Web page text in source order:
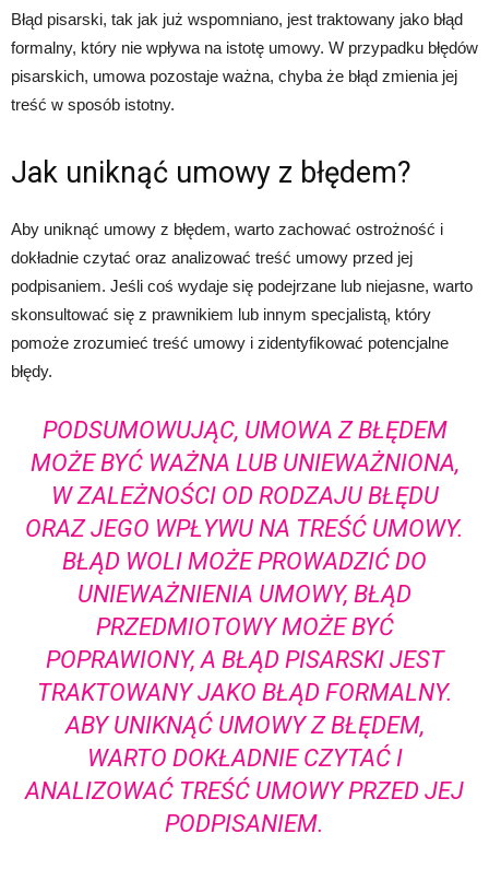
Błąd pisarski, tak jak już wspomniano, jest traktowany jako błąd
formalny, który nie wpływa na istotę umowy. W przypadku błędów
pisarskich, umowa pozostaje ważna, chyba że błąd zmienia jej
treść w sposób istotny.
Jak uniknąć umowy z błędem?
Aby uniknąć umowy z błędem, warto zachować ostrożność i
dokładnie czytać oraz analizować treść umowy przed jej
podpisaniem. Jeśli coś wydaje się podejrzane lub niejasne, warto
skonsultować się z prawnikiem lub innym specjalistą, który
pomoże zrozumieć treść umowy i zidentyfikować potencjalne
błędy.
PODSUMOWUJĄC, UMOWA Z BŁĘDEM
MOŻE BYĆ WAŻNA LUB UNIEWAŻNIONA,
W ZALEŻNOŚCI OD RODZAJU BŁĘDU
ORAZ JEGO WPŁYWU NA TREŚĆ UMOWY.
BŁĄD WOLI MOŻE PROWADZIĆ DO
UNIEWAŻNIENIA UMOWY, BŁĄD
PRZEDMIOTOWY MOŻE BYĆ
POPRAWIONY, A BŁĄD PISARSKI JEST
TRAKTOWANY JAKO BŁĄD FORMALNY.
ABY UNIKNĄĆ UMOWY Z BŁĘDEM,
WARTO DOKŁADNIE CZYTAĆ I
ANALIZOWAĆ TREŚĆ UMOWY PRZED JEJ
PODPISANIEM.